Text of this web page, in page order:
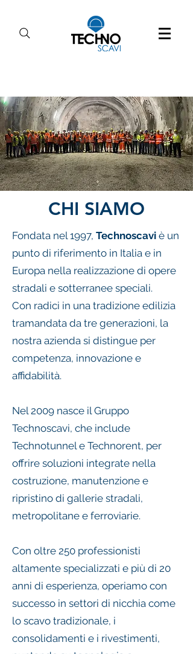
CHI SIAMO
Fondata nel 1997, Technoscavi è un
punto di riferimento in Italia e in
Europa nella realizzazione di opere
stradali e sotterranee speciali.
Con radici in una tradizione edilizia
tramandata da tre generazioni, la
nostra azienda si distingue per
competenza, innovazione e
affidabilità.
Nel 2009 nasce il Gruppo
Technoscavi, che include
Technotunnel e Technorent, per
offrire soluzioni integrate nella
costruzione, manutenzione e
ripristino di gallerie stradali,
metropolitane e ferroviarie.
Con oltre 250 professionisti
altamente specializzati e più di 20
anni di esperienza, operiamo con
successo in settori di nicchia come
lo scavo tradizionale, i
consolidamenti e i rivestimenti,